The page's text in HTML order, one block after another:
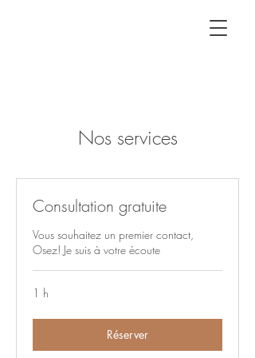
Nos services
Consultation gratuite
Vous souhaitez un premier contact,
Osez! Je suis à votre écoute
1 h
Réserver